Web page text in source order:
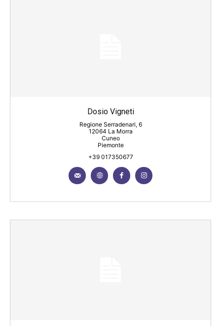
Dosio Vigneti
Regione Serradenari, 6
12064 La Morra
Cuneo
Piemonte
+39 017350677